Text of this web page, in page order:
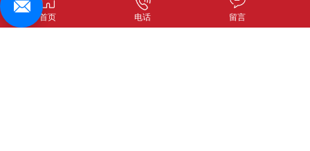
全国免费热线：400-915-2637
首页 电话 留言